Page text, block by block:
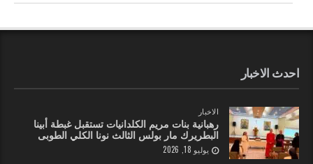
احدث الاخبار
الاخبار
رهبانية بنات مريم الكلدانيات تستقبل غبطة أبينا
البطريرك مار بولس الثالث نونا الكلي الطوبى
يوليو 18, 2026